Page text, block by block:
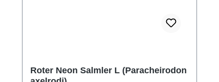
Roter Neon Salmler L (Paracheirodon